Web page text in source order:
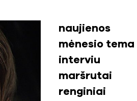
naujienos
mėnesio tema
interviu
maršrutai
renginiai